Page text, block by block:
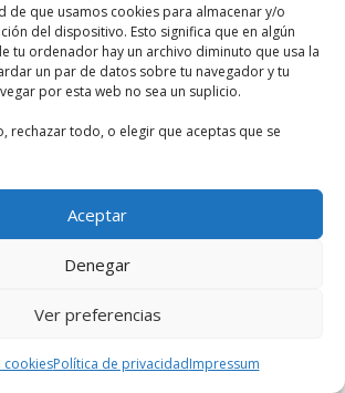
de que usamos cookies para almacenar y/o
del dispositivo. Esto significa que en algún
tu ordenador hay un archivo diminuto que usa la
un par de datos sobre tu navegador y tu
por esta web no sea un suplicio.
rechazar todo, o elegir que aceptas que se
Aceptar
Denegar
Ver preferencias
cookiesPolítica de privacidadImpressum